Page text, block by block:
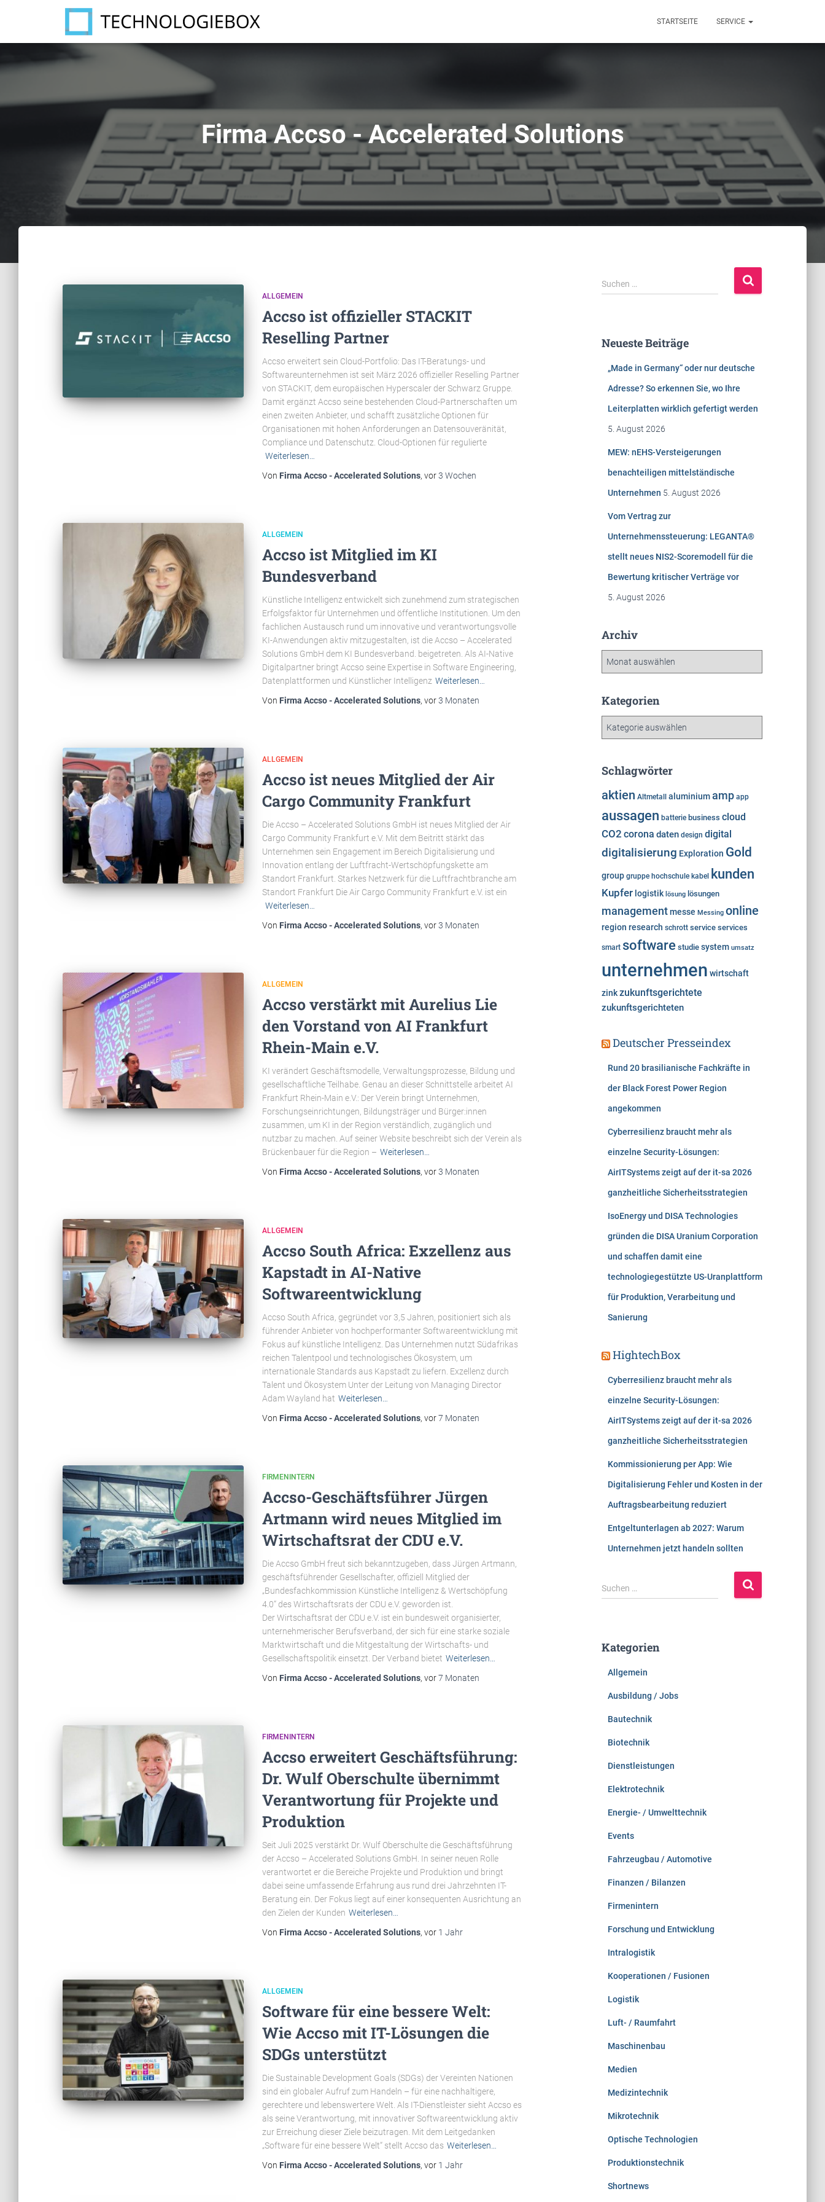
STARTSEITE SERVICE
Firma Accso - Accelerated Solutions
ALLGEMEIN
Accso ist offizieller STACKIT
Reselling Partner
Accso erweitert sein Cloud-Portfolio: Das IT-Beratungs- und
Softwareunternehmen ist seit März 2026 offizieller Reselling Partner
von STACKIT, dem europäischen Hyperscaler der Schwarz Gruppe.
Damit ergänzt Accso seine bestehenden Cloud-Partnerschaften um
einen zweiten Anbieter, und schafft zusätzliche Optionen für
Organisationen mit hohen Anforderungen an Datensouveränität,
Compliance und Datenschutz. Cloud-Optionen für regulierte
Weiterlesen…
Von Firma Accso - Accelerated Solutions, vor3 Wochen
ALLGEMEIN
Accso ist Mitglied im KI
Bundesverband
Künstliche Intelligenz entwickelt sich zunehmend zum strategischen
Erfolgsfaktor für Unternehmen und öffentliche Institutionen. Um den
fachlichen Austausch rund um innovative und verantwortungsvolle
KI-Anwendungen aktiv mitzugestalten, ist die Accso – Accelerated
Solutions GmbH dem KI Bundesverband. beigetreten. Als AI-Native
Digitalpartner bringt Accso seine Expertise in Software Engineering,
Datenplattformen und Künstlicher Intelligenz Weiterlesen…
Von Firma Accso - Accelerated Solutions, vor3 Monaten
ALLGEMEIN
Accso ist neues Mitglied der Air
Cargo Community Frankfurt
Die Accso – Accelerated Solutions GmbH ist neues Mitglied der Air
Cargo Community Frankfurt e.V. Mit dem Beitritt stärkt das
Unternehmen sein Engagement im Bereich Digitalisierung und
Innovation entlang der Luftfracht-Wertschöpfungskette am
Standort Frankfurt. Starkes Netzwerk für die Luftfrachtbranche am
Standort Frankfurt Die Air Cargo Community Frankfurt e.V. ist ein
Weiterlesen…
Von Firma Accso - Accelerated Solutions, vor3 Monaten
ALLGEMEIN
Accso verstärkt mit Aurelius Lie
den Vorstand von AI Frankfurt
Rhein-Main e.V.
KI verändert Geschäftsmodelle, Verwaltungsprozesse, Bildung und
gesellschaftliche Teilhabe. Genau an dieser Schnittstelle arbeitet AI
Frankfurt Rhein-Main e.V.: Der Verein bringt Unternehmen,
Forschungseinrichtungen, Bildungsträger und Bürger:innen
zusammen, um KI in der Region verständlich, zugänglich und
nutzbar zu machen. Auf seiner Website beschreibt sich der Verein als
Brückenbauer für die Region – Weiterlesen…
Von Firma Accso - Accelerated Solutions, vor3 Monaten
ALLGEMEIN
Accso South Africa: Exzellenz aus
Kapstadt in AI-Native
Softwareentwicklung
Accso South Africa, gegründet vor 3,5 Jahren, positioniert sich als
führender Anbieter von hochperformanter Softwareentwicklung mit
Fokus auf künstliche Intelligenz. Das Unternehmen nutzt Südafrikas
reichen Talentpool und technologisches Ökosystem, um
internationale Standards aus Kapstadt zu liefern. Exzellenz durch
Talent und Ökosystem Unter der Leitung von Managing Director
Adam Wayland hat Weiterlesen…
Von Firma Accso - Accelerated Solutions, vor7 Monaten
FIRMENINTERN
Accso-Geschäftsführer Jürgen
Artmann wird neues Mitglied im
Wirtschaftsrat der CDU e.V.
Die Accso GmbH freut sich bekanntzugeben, dass Jürgen Artmann,
geschäftsführender Gesellschafter, offiziell Mitglied der
„Bundesfachkommission Künstliche Intelligenz & Wertschöpfung
4.0“ des Wirtschaftsrats der CDU e.V. geworden ist.
Der Wirtschaftsrat der CDU e.V. ist ein bundesweit organisierter,
unternehmerischer Berufsverband, der sich für eine starke soziale
Marktwirtschaft und die Mitgestaltung der Wirtschafts- und
Gesellschaftspolitik einsetzt. Der Verband bietet Weiterlesen…
Von Firma Accso - Accelerated Solutions, vor7 Monaten
FIRMENINTERN
Accso erweitert Geschäftsführung:
Dr. Wulf Oberschulte übernimmt
Verantwortung für Projekte und
Produktion
Seit Juli 2025 verstärkt Dr. Wulf Oberschulte die Geschäftsführung
der Accso – Accelerated Solutions GmbH. In seiner neuen Rolle
verantwortet er die Bereiche Projekte und Produktion und bringt
dabei seine umfassende Erfahrung aus rund drei Jahrzehnten IT-
Beratung ein. Der Fokus liegt auf einer konsequenten Ausrichtung an
den Zielen der Kunden Weiterlesen…
Von Firma Accso - Accelerated Solutions, vor 1 Jahr
ALLGEMEIN
Software für eine bessere Welt:
Wie Accso mit IT-Lösungen die
SDGs unterstützt
Die Sustainable Development Goals (SDGs) der Vereinten Nationen
sind ein globaler Aufruf zum Handeln – für eine nachhaltigere,
gerechtere und lebenswertere Welt. Als IT-Dienstleister sieht Accso es
als seine Verantwortung, mit innovativer Softwareentwicklung aktiv
zur Erreichung dieser Ziele beizutragen. Mit dem Leitgedanken
„Software für eine bessere Welt“ stellt Accso das Weiterlesen…
Von Firma Accso - Accelerated Solutions, vor 1 Jahr
S
u
n
Suchen …
Neueste Beiträge
„Made in Germany“ oder nur deutsche
Adresse? So erkennen Sie, wo Ihre
Leiterplatten wirklich gefertigt werden
5. August 2026
MEW: nEHS-Versteigerungen
benachteiligen mittelständische
Unternehmen 5. August 2026
Vom Vertrag zur
Unternehmenssteuerung: LEGANTA®
stellt neues NIS2-Scoremodell für die
Bewertung kritischer Verträge vor
5. August 2026
Archiv
h
Kategorien
g
i
e
Schlagwörter
aktien Altmetall aluminium amp app
aussagen batterie business cloud
CO2 corona daten design digital
digitalisierung Exploration Gold
group gruppe hochschule kabel kunden
Kupfer logistik lösung lösungen
management messe Messing online
region research schrott service services
smart software studie system umsatz
unternehmen wirtschaft
zink zukunftsgerichtete
zukunftsgerichteten
Deutscher Presseindex
Rund 20 brasilianische Fachkräfte in
der Black Forest Power Region
angekommen
Cyberresilienz braucht mehr als
einzelne Security-Lösungen:
AirITSystems zeigt auf der it-sa 2026
ganzheitliche Sicherheitsstrategien
IsoEnergy und DISA Technologies
gründen die DISA Uranium Corporation
und schaffen damit eine
technologiegestützte US-Uranplattform
für Produktion, Verarbeitung und
Sanierung
HightechBox
Cyberresilienz braucht mehr als
einzelne Security-Lösungen:
AirITSystems zeigt auf der it-sa 2026
ganzheitliche Sicherheitsstrategien
Kommissionierung per App: Wie
Digitalisierung Fehler und Kosten in der
Auftragsbearbeitung reduziert
Entgeltunterlagen ab 2027: Warum
Unternehmen jetzt handeln sollten
S
u
n
Suchen …
Kategorien
Allgemein
Ausbildung / Jobs
Bautechnik
Biotechnik
Dienstleistungen
Elektrotechnik
Energie- / Umwelttechnik
Events
Fahrzeugbau / Automotive
Finanzen / Bilanzen
Firmenintern
Forschung und Entwicklung
Intralogistik
Kooperationen / Fusionen
Logistik
Luft- / Raumfahrt
Maschinenbau
Medien
Medizintechnik
Mikrotechnik
Optische Technologien
Produktionstechnik
Shortnews